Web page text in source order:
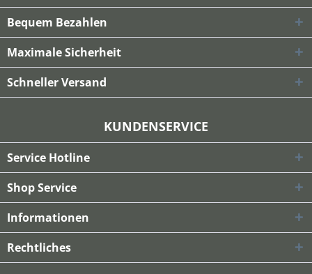
Bequem Bezahlen
Maximale Sicherheit
Schneller Versand
KUNDENSERVICE
Service Hotline
Shop Service
Informationen
Rechtliches